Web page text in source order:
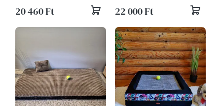
20 460 Ft 22 000 Ft